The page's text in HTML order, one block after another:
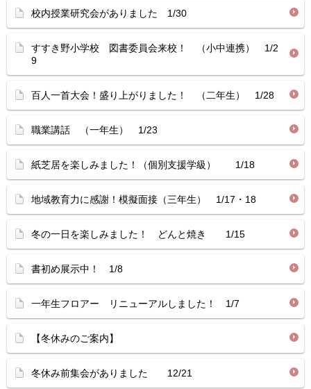
校内授業研究会がありました 1/30
すすき野小学校 図書委員会来校！ （小中連携） 1/2
9
百人一首大会！盛り上がりました！ （二年生） 1/28
職業講話 （一年生） 1/23
紙芝居を楽しみました！（個別支援学級） 1/18
地域教育力に感謝！模擬面接（三年生） 1/17・18
冬の一日を楽しみました！ どんと焼き 1/15
書初め展示中！ 1/8
一年生フロアー リニューアルしました！ 1/7
【冬休みのご案内】
冬休み前集会がありました 12/21